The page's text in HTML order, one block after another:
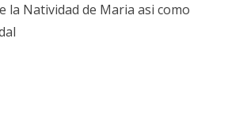
Natividad de Maria asi como